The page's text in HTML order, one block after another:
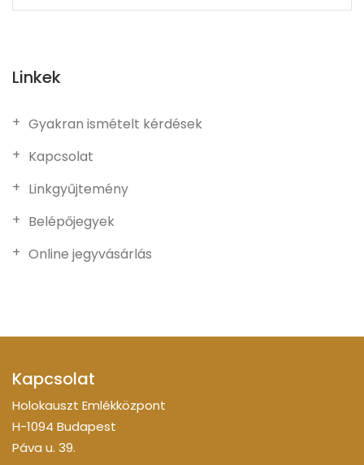
Linkek
Gyakran ismételt kérdések
Kapcsolat
Linkgyűjtemény
Belépőjegyek
Online jegyvásárlás
Kapcsolat
Holokauszt Emlékközpont
H-1094 Budapest
Páva u. 39.